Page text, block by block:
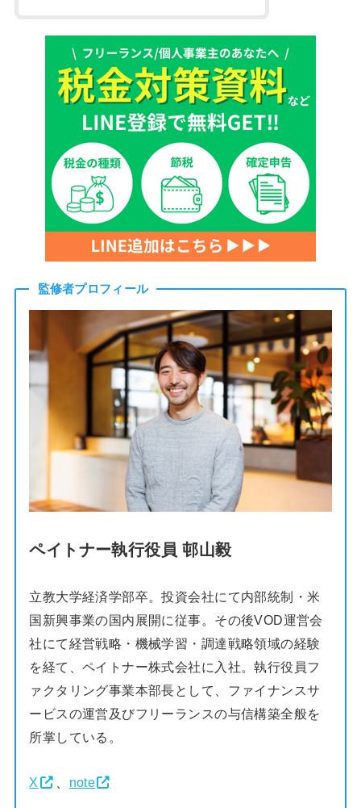
監修者プロフィール
ペイトナー執行役員 邨山毅
立教大学経済学部卒。投資会社にて内部統制・米
国新興事業の国内展開に従事。その後VOD運営会
社にて経営戦略・機械学習・調達戦略領域の経験
を経て、ペイトナー株式会社に入社。執行役員フ
ァクタリング事業本部長として、ファイナンスサ
ービスの運営及びフリーランスの与信構築全般を
所掌している。
X note